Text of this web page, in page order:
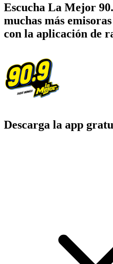
Escucha La Mejor
muchas más
con la aplicación de
Descarga la app